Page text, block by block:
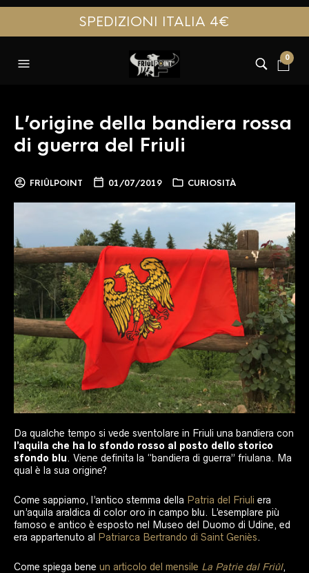
SPEDIZIONI ITALIA 4€
0
L’origine della bandiera rossa
di guerra del Friuli
FRIÛLPOINT 01/07/2019 CURIOSITÀ
Da qualche tempo si vede sventolare in Friuli una bandiera con
l’aquila che ha lo sfondo rosso al posto dello storico
sfondo blu. Viene definita la “bandiera di guerra” friulana. Ma
qual è la sua origine?
Come sappiamo, l’antico stemma della Patria del Friuli era
un’aquila araldica di color oro in campo blu. L’esemplare più
famoso e antico è esposto nel Museo del Duomo di Udine, ed
era appartenuto al
Patriarca Bertrando di Saint Geniès.
Come spiega bene un articolo del mensile La Patrie dal Friûl,